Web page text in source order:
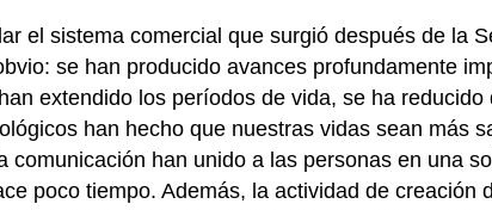
el sistema comercial que surgió después de la
se han producido avances profundamente
extendido los períodos de vida, se ha
han hecho que nuestras vidas sean más
han unido a las personas en una
poco tiempo. Además, la actividad de creación